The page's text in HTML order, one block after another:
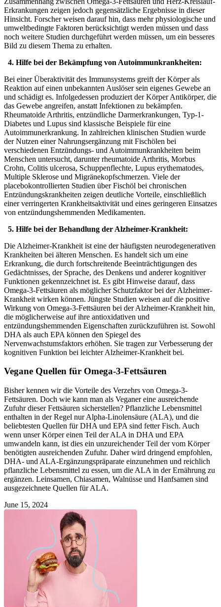
Erkrankungen zeigen jedoch gegensätzliche Ergebnisse in dieser
Hinsicht. Forscher weisen darauf hin, dass mehr physiologische und
umweltbedingte Faktoren berücksichtigt werden müssen und dass
noch weitere Studien durchgeführt werden müssen, um ein besseres
Bild zu diesem Thema zu erhalten.
4. Hilfe bei der Bekämpfung von Autoimmunkrankheiten:
Bei einer Überaktivität des Immunsystems greift der Körper als
Reaktion auf einen unbekannten Auslöser sein eigenes Gewebe an
und schädigt es. Infolgedessen produziert der Körper Antikörper, die
das Gewebe angreifen, anstatt Infektionen zu bekämpfen.
Rheumatoide Arthritis, entzündliche Darmerkrankungen, Typ-1-
Diabetes und Lupus sind klassische Beispiele für eine
Autoimmunerkrankung. In zahlreichen klinischen Studien wurde
der Nutzen einer Nahrungsergänzung mit Fischölen bei
verschiedenen Entzündungs- und Autoimmunkrankheiten beim
Menschen untersucht, darunter rheumatoide Arthritis, Morbus
Crohn, Colitis ulcerosa, Schuppenflechte, Lupus erythematodes,
Multiple Sklerose und Migränekopfschmerzen. Viele der
placebokontrollierten Studien über Fischöl bei chronischen
Entzündungskrankheiten zeigen deutliche Vorteile, einschließlich
einer verringerten Krankheitsaktivität und eines geringeren Einsatzes
von entzündungshemmenden Medikamenten.
5. Hilfe bei der Behandlung der Alzheimer-Krankheit:
Die Alzheimer-Krankheit ist eine der häufigsten neurodegenerativen
Krankheiten bei älteren Menschen. Es handelt sich um eine
Erkrankung, die durch fortschreitende Beeinträchtigungen des
Gedächtnisses, der Sprache, des Denkens und anderer kognitiver
Funktionen gekennzeichnet ist. Es gibt Hinweise darauf, dass
Omega-3-Fettsäuren als möglicher Schutzfaktor bei der Alzheimer-
Krankheit wirken können. Jüngste Studien weisen auf die positive
Wirkung von Omega-3-Fettsäuren bei der Alzheimer-Krankheit hin,
die möglicherweise auf ihre antioxidativen und
entzündungshemmenden Eigenschaften zurückzuführen ist. Sowohl
DHA als auch EPA können den Spiegel des
Nervenwachstumsfaktors erhöhen. Sie tragen zur Verbesserung der
kognitiven Funktion bei leichter Alzheimer-Krankheit bei.
Vegane Quellen für Omega-3-Fettsäuren
Bisher kennen wir die Vorteile des Verzehrs von Omega-3-
Fettsäuren. Doch wie kann man als Veganer eine ausreichende
Zufuhr dieser Fettsäuren sicherstellen? Pflanzliche Lebensmittel
enthalten in der Regel nur Alpha-Linolensäure (ALA), und die
beliebtesten Quellen für DHA und EPA sind fetter Fisch. Auch
wenn unser Körper einen Teil der ALA in DHA und EPA
umwandeln kann, ist dies ein unzureichender Teil der vom Körper
benötigten ausreichenden Zufuhr. Daher wird dringend empfohlen,
DHA- und ALA-Ergänzungspräparate einzunehmen und reichlich
pflanzliche Lebensmittel zu essen, um die ALA in der Ernährung zu
ergänzen. Leinsamen, Chiasamen, Walnüsse und Hanfsamen sind
ausgezeichnete Quellen für ALA.
June 15, 2024